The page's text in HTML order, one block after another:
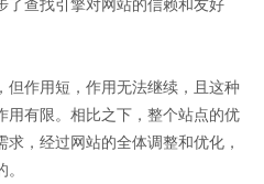
了查找引擎对网站的信赖和友好
但作用短，作用无法继续，且这种
用有限。相比之下，整个站点的优
，经过网站的全体调整和优化，